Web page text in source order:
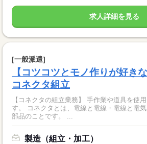
求人詳細を見る
[一般派遣]
【コツコツとモノ作りが好き
コネクタ組立
【コネクタの組立業務】 手作業や道具を使
す。 コネクタとは、電線と電線・電線と電
製造（組立・加工）